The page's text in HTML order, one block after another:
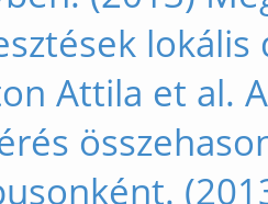
lokális
Attila et al.